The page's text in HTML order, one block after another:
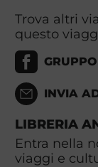
Trova altri
questo
INVIA
LIBRERIA
Entra nella
viaggi e